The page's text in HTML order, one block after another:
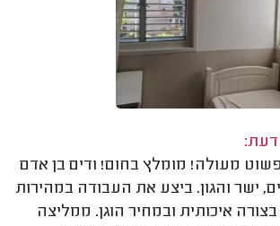
דעת:
מעולה! מומלץ בחום! ודים בן אדם
ישר והגון. ביצע את העבודה במהירות
איכותית ובמחיר הוגן. ממליצה